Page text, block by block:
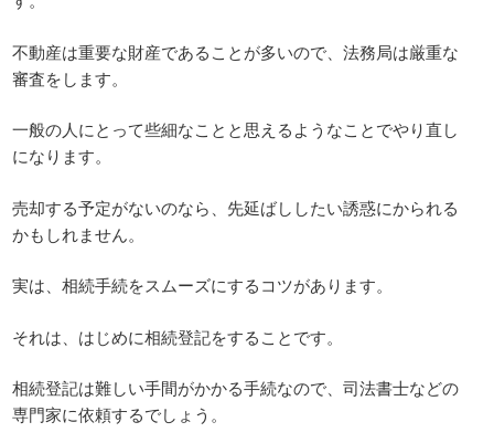
不動産は重要な財産であることが多いので、法務局は厳重な
審査をします。
一般の人にとって些細なことと思えるようなことでやり直し
になります。
売却する予定がないのなら、先延ばししたい誘惑にかられる
かもしれません。
実は、相続手続をスムーズにするコツがあります。
それは、はじめに相続登記をすることです。
相続登記は難しい手間がかかる手続なので、司法書士などの
専門家に依頼するでしょう。